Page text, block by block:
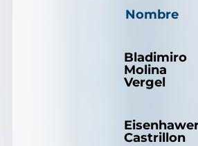
Nombre
Bladimiro
Molina
Vergel
Castrillon